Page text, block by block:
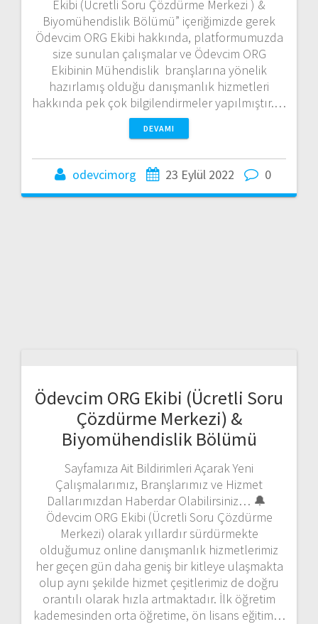
Ekibi (Ücretli Soru Çözdürme Merkezi ) &
Biyomühendislik Bölümü” içeriğimizde gerek
Ödevcim ORG Ekibi hakkında, platformumuzda
size sunulan çalışmalar ve Ödevcim ORG
Ekibinin Mühendislik branşlarına yönelik
hazırlamış olduğu danışmanlık hizmetleri
hakkında pek çok bilgilendirmeler yapılmıştır.…
DEVAMI
odevcimorg 23 Eylül 2022 0
Ödevcim ORG Ekibi (Ücretli Soru
Çözdürme Merkezi) &
Biyomühendislik Bölümü
Sayfamıza Ait Bildirimleri Açarak Yeni
Çalışmalarımız, Branşlarımız ve Hizmet
Dallarımızdan Haberdar Olabilirsiniz… 🔔
Ödevcim ORG Ekibi (Ücretli Soru Çözdürme
Merkezi) olarak yıllardır sürdürmekte
olduğumuz online danışmanlık hizmetlerimiz
her geçen gün daha geniş bir kitleye ulaşmakta
olup aynı şekilde hizmet çeşitlerimiz de doğru
orantılı olarak hızla artmaktadır. İlk öğretim
kademesinden orta öğretime, ön lisans eğitim…